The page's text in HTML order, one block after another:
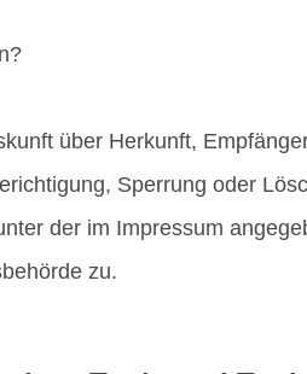
über Herkunft,
Sperrung oder
der im Impressum
zu.